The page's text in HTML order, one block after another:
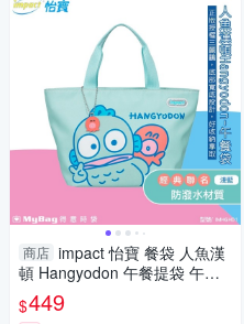
商店 impact 怡寶 餐袋 人魚漢
頓 Hangyodon 午餐提袋 午餐
袋 便當袋 淺藍 IMHGH01 得意
時袋
$449